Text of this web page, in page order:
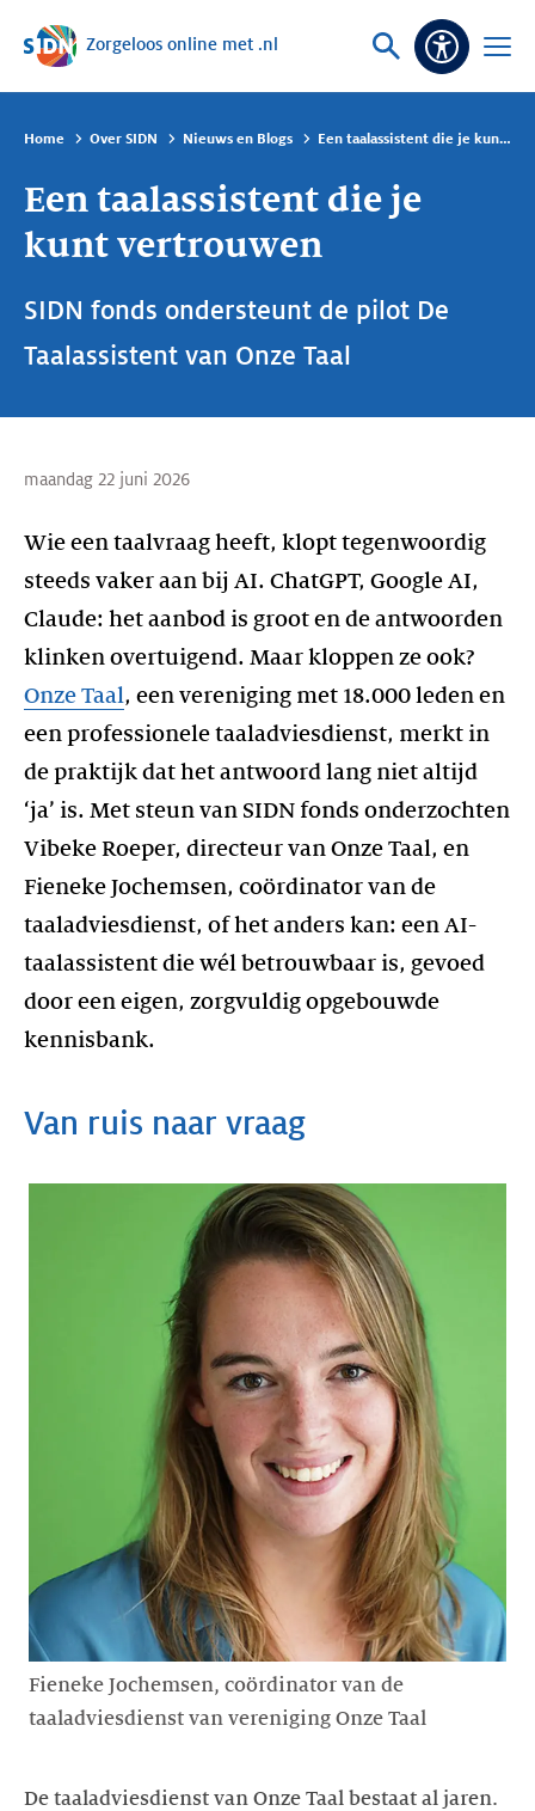
Sla navigatie over
Zorgeloos online met .nl
Vraag
Open
Home Over SIDN Nieuws en Blogs Een taalassistent die je kunt vertrouwen
Een taalassistent die je
kunt vertrouwen
SIDN fonds ondersteunt de pilot De
Taalassistent van Onze Taal
maandag 22 juni 2026
Wie een taalvraag heeft, klopt tegenwoordig
steeds vaker aan bij AI. ChatGPT, Google AI,
Claude: het aanbod is groot en de antwoorden
klinken overtuigend. Maar kloppen ze ook?
Onze Taal, een vereniging met 18.000 leden en
een professionele taaladviesdienst, merkt in
de praktijk dat het antwoord lang niet altijd
‘ja’ is. Met steun van SIDN fonds onderzochten
Vibeke Roeper, directeur van Onze Taal, en
Fieneke Jochemsen, coördinator van de
taaladviesdienst, of het anders kan: een AI-
taalassistent die wél betrouwbaar is, gevoed
door een eigen, zorgvuldig opgebouwde
kennisbank.
Van ruis naar vraag
Fieneke Jochemsen, coördinator van de
taaladviesdienst van vereniging Onze Taal
De taaladviesdienst van Onze Taal bestaat al jaren.